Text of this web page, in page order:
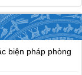
biện pháp phòng